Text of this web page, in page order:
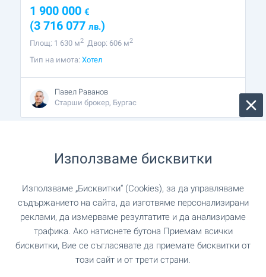
1 900 000 €
(3 716 077 лв.)
Площ: 1 630 м2 Двор: 606 м2
Тип на имота: Хотел
Павел Раванов
Старши брокер, Бургас
Използваме бисквитки
Използваме „Бисквитки“ (Cookies), за да управляваме
съдържанието на сайта, да изготвяме персонализирани
реклами, да измерваме резултатите и да анализираме
трафика. Ако натиснете бутона Приемам всички
бисквитки, Вие се съгласявате да приемате бисквитки от
този сайт и от трети страни.